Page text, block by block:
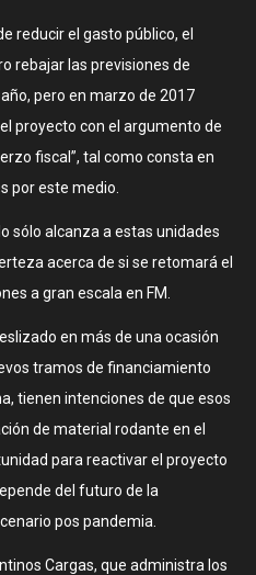
reducir el gasto público, el
rebajar las previsiones de
pero en marzo de 2017
proyecto con el argumento de
fiscal”, tal como consta en
por este medio.
sólo alcanza a estas unidades
acerca de si se retomará el
a gran escala en FM.
en más de una ocasión
tramos de financiamiento
tienen intenciones de que esos
de material rodante en el
para reactivar el proyecto
del futuro de la
pos pandemia.
Cargas, que administra los